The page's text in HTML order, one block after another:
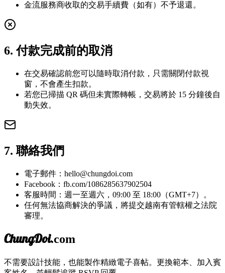
金流服務商收取的交易手續費（如有）不予退還。
6. 付款完成前的取消
在交易確認前您可以隨時取消付款，只需關閉付款視
窗，不會產生扣款。
若您已掃描 QR 碼但未實際轉帳，交易將於 15 分鐘後自
動失效。
7. 聯絡我們
電子郵件： hello@chungdoi.com
Facebook：fb.com/1086285637902504
客服時間：週一至週六，09:00 至 18:00（GMT+7）。
任何無法協商解決的爭議，將提交越南有管轄權之法院
審理。
ChungDoi.com
不需要設計技能，也能製作精緻電子喜帖。更換範本、加入賓